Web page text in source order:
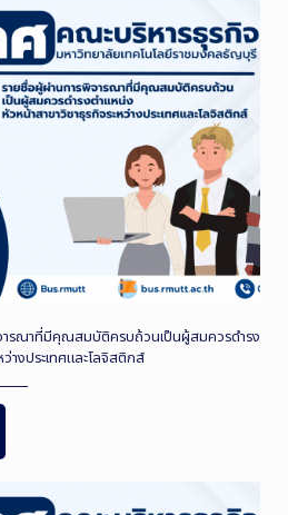
ารณาที่มีคุณสมบัติครบถ้วนเป็นผู้สมควรดำรง
างประเทศและโลจิสติกส์